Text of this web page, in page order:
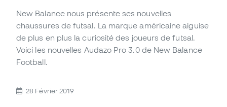
New Balance nous présente ses nouvelles
chaussures de futsal. La marque américaine aiguise
de plus en plus la curiosité des joueurs de futsal.
Voici les nouvelles Audazo Pro 3.0 de New Balance
Football.
28 Février 2019